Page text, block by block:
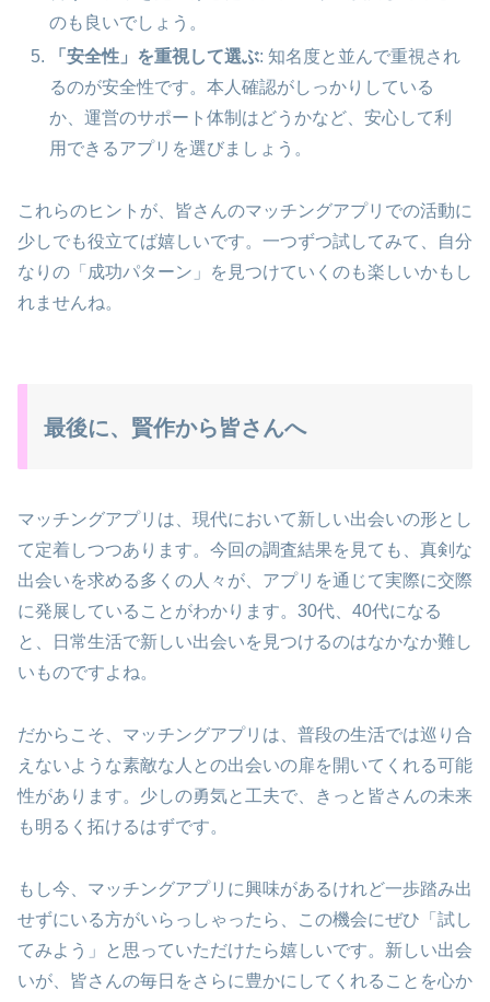
のも良いでしょう。
「安全性」を重視して選ぶ: 知名度と並んで重視され
るのが安全性です。本人確認がしっかりしている
か、運営のサポート体制はどうかなど、安心して利
用できるアプリを選びましょう。
これらのヒントが、皆さんのマッチングアプリでの活動に
少しでも役立てば嬉しいです。一つずつ試してみて、自分
なりの「成功パターン」を見つけていくのも楽しいかもし
れませんね。
最後に、賢作から皆さんへ
マッチングアプリは、現代において新しい出会いの形とし
て定着しつつあります。今回の調査結果を見ても、真剣な
出会いを求める多くの人々が、アプリを通じて実際に交際
に発展していることがわかります。30代、40代になる
と、日常生活で新しい出会いを見つけるのはなかなか難し
いものですよね。
だからこそ、マッチングアプリは、普段の生活では巡り合
えないような素敵な人との出会いの扉を開いてくれる可能
性があります。少しの勇気と工夫で、きっと皆さんの未来
も明るく拓けるはずです。
もし今、マッチングアプリに興味があるけれど一歩踏み出
せずにいる方がいらっしゃったら、この機会にぜひ「試し
てみよう」と思っていただけたら嬉しいです。新しい出会
いが、皆さんの毎日をさらに豊かにしてくれることを心か